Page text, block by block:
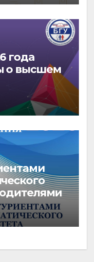
года
о высшем